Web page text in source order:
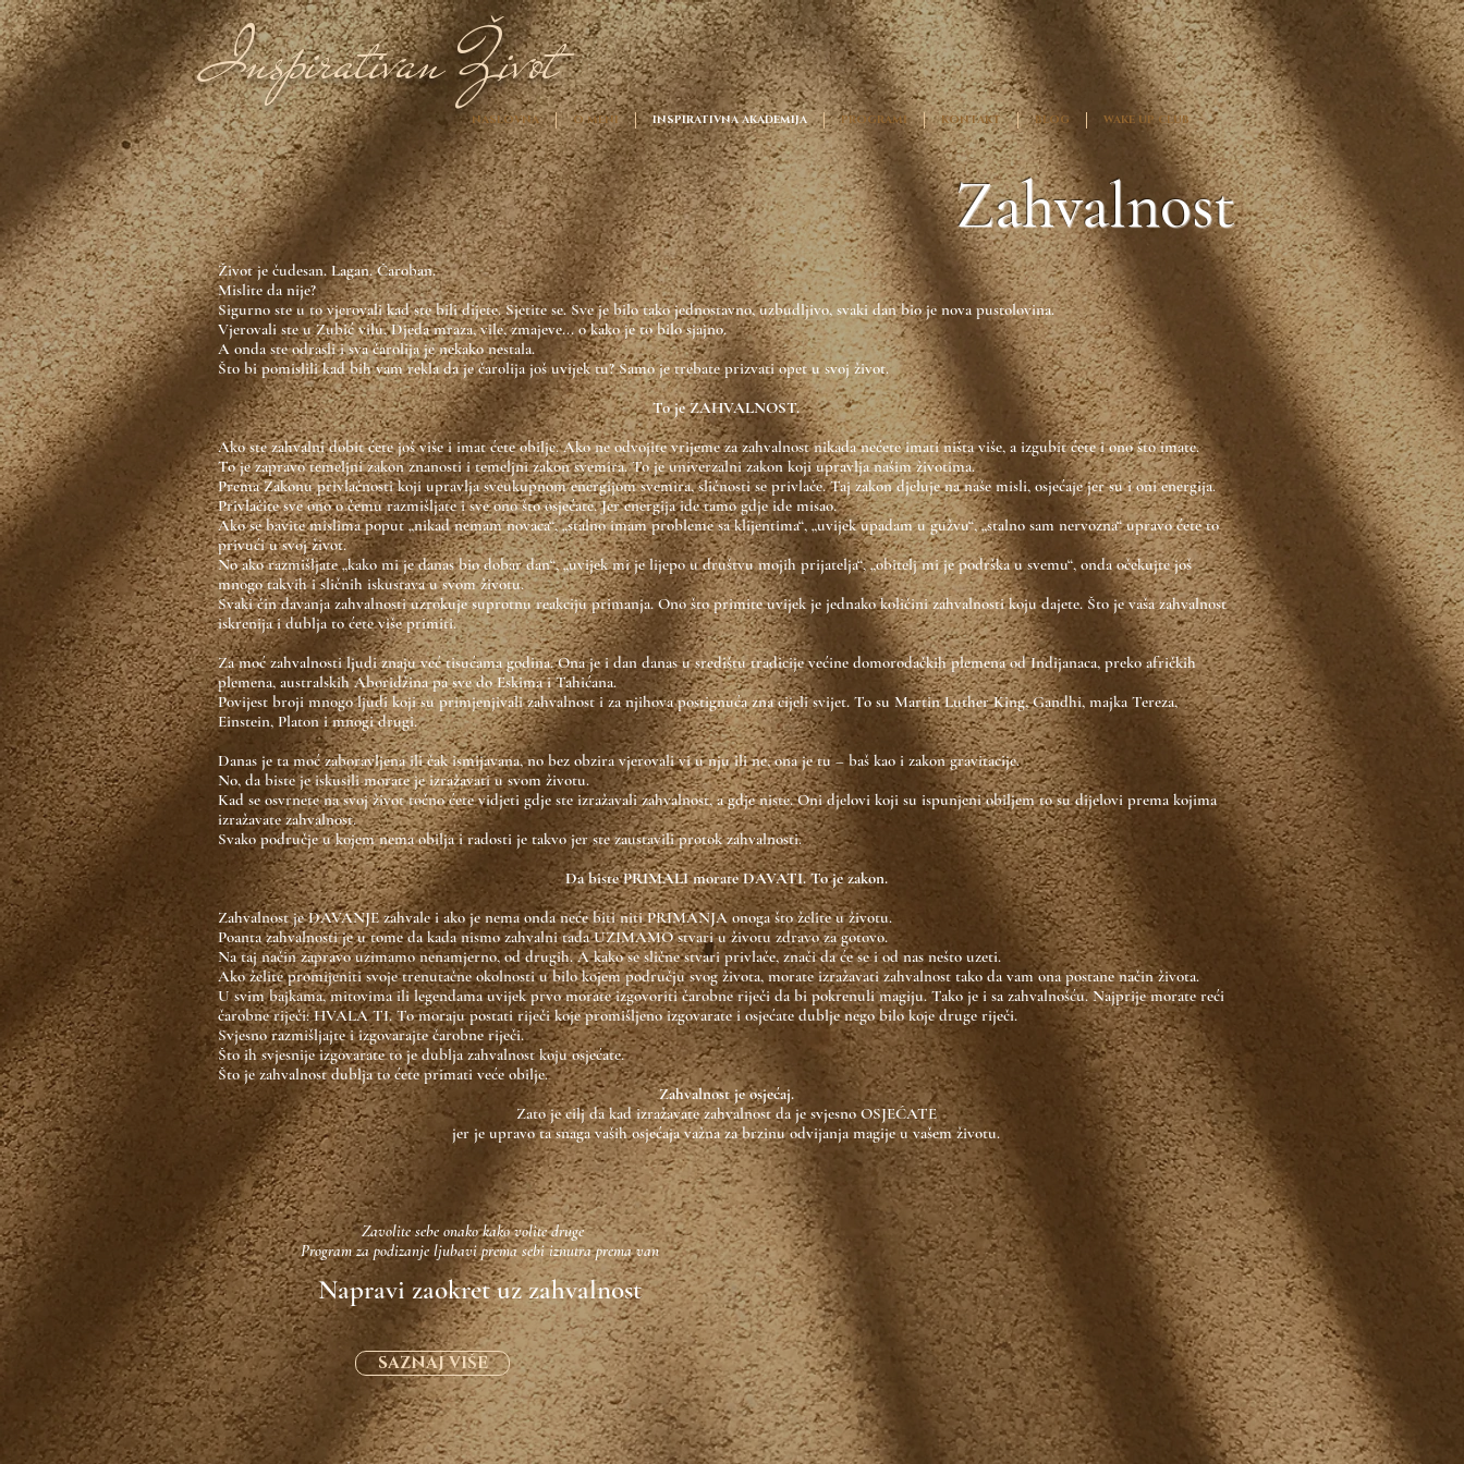
Inspirativan Život
NASLOVNA O MENI INSPIRATIVNA AKADEMIJA PROGRAMI KONTAKT BLOG WAKE UP CLUB
Zahvalnost
Život je čudesan. Lagan. Čaroban.
Mislite da nije?
Sigurno ste u to vjerovali kad ste bili dijete. Sjetite se. Sve je bilo tako jednostavno, uzbudljivo, svaki dan bio je nova pustolovina.
Vjerovali ste u Zubić vilu, Djeda mraza, vile, zmajeve... o kako je to bilo sjajno.
A onda ste odrasli i sva čarolija je nekako nestala.
Što bi pomislili kad bih vam rekla da je čarolija još uvijek tu? Samo je trebate prizvati opet u svoj život.
To je ZAHVALNOST.
Ako ste zahvalni dobit ćete još više i imat ćete obilje. Ako ne odvojite vrijeme za zahvalnost nikada nećete imati ništa više, a izgubit ćete i ono što imate.
To je zapravo temeljni zakon znanosti i temeljni zakon svemira. To je univerzalni zakon koji upravlja našim životima.
Prema Zakonu privlačnosti koji upravlja sveukupnom energijom svemira, sličnosti se privlače. Taj zakon djeluje na naše misli, osjećaje jer su i oni energija.
Privlačite sve ono o čemu razmišljate i sve ono što osjećate. Jer energija ide tamo gdje ide misao.
Ako se bavite mislima poput „nikad nemam novaca“, „stalno imam probleme sa klijentima“, „uvijek upadam u gužvu“, „stalno sam nervozna“ upravo ćete to
privući u svoj život.
No ako razmišljate „kako mi je danas bio dobar dan“, „uvijek mi je lijepo u društvu mojih prijatelja“, „obitelj mi je podrška u svemu“, onda očekujte još
mnogo takvih i sličnih iskustava u svom životu.
Svaki čin davanja zahvalnosti uzrokuje suprotnu reakciju primanja. Ono što primite uvijek je jednako količini zahvalnosti koju dajete. Što je vaša zahvalnost
iskrenija i dublja to ćete više primiti.
Za moć zahvalnosti ljudi znaju već tisućama godina. Ona je i dan danas u središtu tradicije većine domorodačkih plemena od Indijanaca, preko afričkih
plemena, australskih Aboridžina pa sve do Eskima i Tahićana.
Povijest broji mnogo ljudi koji su primjenjivali zahvalnost i za njihova postignuća zna cijeli svijet. To su Martin Luther King, Gandhi, majka Tereza,
Einstein, Platon i mnogi drugi.
Danas je ta moć zaboravljena ili čak ismijavana, no bez obzira vjerovali vi u nju ili ne, ona je tu – baš kao i zakon gravitacije.
No, da biste je iskusili morate je izražavati u svom životu.
Kad se osvrnete na svoj život točno ćete vidjeti gdje ste izražavali zahvalnost, a gdje niste. Oni djelovi koji su ispunjeni obiljem to su dijelovi prema kojima
izražavate zahvalnost.
Svako područje u kojem nema obilja i radosti je takvo jer ste zaustavili protok zahvalnosti.
Da biste PRIMALI morate DAVATI. To je zakon.
Zahvalnost je DAVANJE zahvale i ako je nema onda neće biti niti PRIMANJA onoga što želite u životu.
Poanta zahvalnosti je u tome da kada nismo zahvalni tada UZIMAMO stvari u životu zdravo za gotovo.
Na taj način zapravo uzimamo nenamjerno, od drugih. A kako se slične stvari privlače, znači da će se i od nas nešto uzeti.
Ako želite promijeniti svoje trenutačne okolnosti u bilo kojem području svog života, morate izražavati zahvalnost tako da vam ona postane način života.
U svim bajkama, mitovima ili legendama uvijek prvo morate izgovoriti čarobne riječi da bi pokrenuli magiju. Tako je i sa zahvalnošću. Najprije morate reći
čarobne riječi: HVALA TI. To moraju postati riječi koje promišljeno izgovarate i osjećate dublje nego bilo koje druge riječi.
Svjesno razmišljajte i izgovarajte čarobne riječi.
Što ih svjesnije izgovarate to je dublja zahvalnost koju osjećate.
Što je zahvalnost dublja to ćete primati veće obilje.
Zahvalnost je osjećaj.
Zato je cilj da kad izražavate zahvalnost da je svjesno OSJEĆATE
jer je upravo ta snaga vaših osjećaja važna za brzinu odvijanja magije u vašem životu.
Zavolite sebe onako kako volite druge
Program za podizanje ljubavi prema sebi iznutra prema van
Napravi zaokret uz zahvalnost
SAZNAJ VIŠE